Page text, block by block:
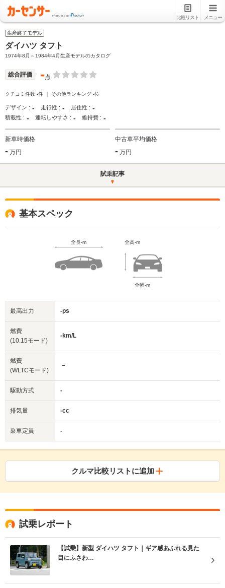
比較リスト メニュー
生産終了モデル
ダイハツ タフト
1974年8月～1984年4月生産モデルのカタログ
総合評価 -点
クチコミ件数 -件 ｜ その他ランキング -位
デザイン : - 走行性 : - 居住性 : -
積載性 : - 運転しやすさ : - 維持費 : -
新車時価格
- 万円
中古車平均価格
- 万円
試乗記事
基本スペック
全長-m 全高-m
全幅-m
最高出力 -ps
燃費
(10.15モード)
-km/L
燃費
(WLTCモード)
－
駆動方式 -
排気量 -cc
乗車定員 -
クルマ比較リストに追加
試乗レポート
【試乗】新型 ダイハツ タフト｜ギア感あふれる見た
目にふさわ…